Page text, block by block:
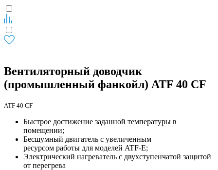
Вентиляторный доводчик
(промышленный фанкойл) ATF 40 CF
ATF 40 CF
Быстрое достижение заданной температуры в
помещении;
Бесшумный двигатель с увеличенным
ресурсом работы для моделей ATF-E;
Электрический нагреватель с двухступенчатой защитой
от перегрева